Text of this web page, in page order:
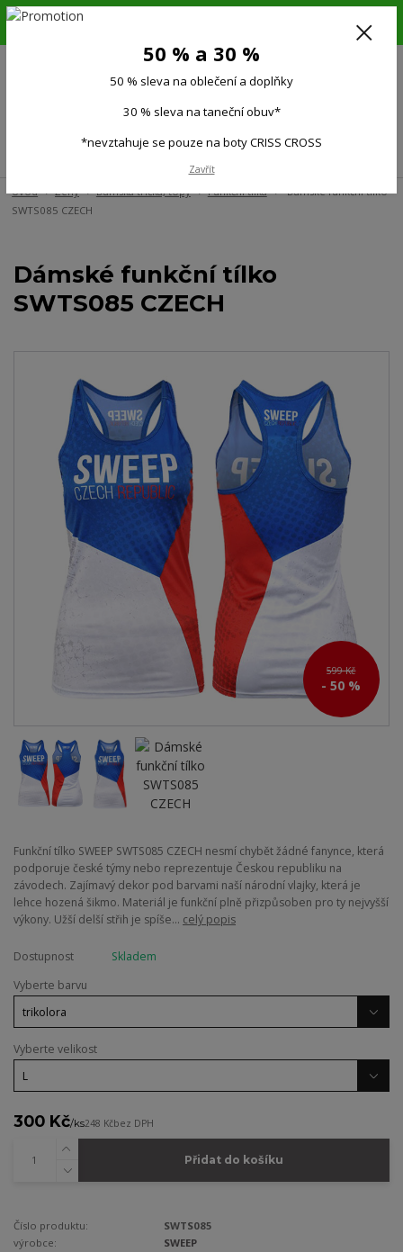
6.-16.8.26. DOVOLENÁ !!! 50 % SLEVA na všechno oblečení a doplňky !!!
(Po-Pá 9:00-15.00)
Úvod Ženy Dámská trička, topy Funkční tílka
Dámské funkční tílko
SWTS085 CZECH
Dámské funkční tílko
SWTS085 CZECH
599 Kč
- 50 %
Funkční tílko SWEEP SWTS085 CZECH nesmí chybět žádné fanynce, která
podporuje české týmy nebo reprezentuje Českou republiku na
závodech. Zajímavý dekor pod barvami naší národní vlajky, která je
lehce hozená šikmo. Materiál je funkční plně přizpůsoben pro ty nejvyšší
výkony. Užší delší střih je spíše... celý popis
Dostupnost
Skladem
Vyberte barvu
Vyberte velikost
300 Kč/ks248 Kčbez DPH
Přidat do košíku
Číslo produktu:
SWTS085
výrobce:
SWEEP
50 % a 30 %
50 % sleva na oblečení a doplňky
30 % sleva na taneční obuv*
*nevztahuje se pouze na boty CRISS CROSS
Zavřít